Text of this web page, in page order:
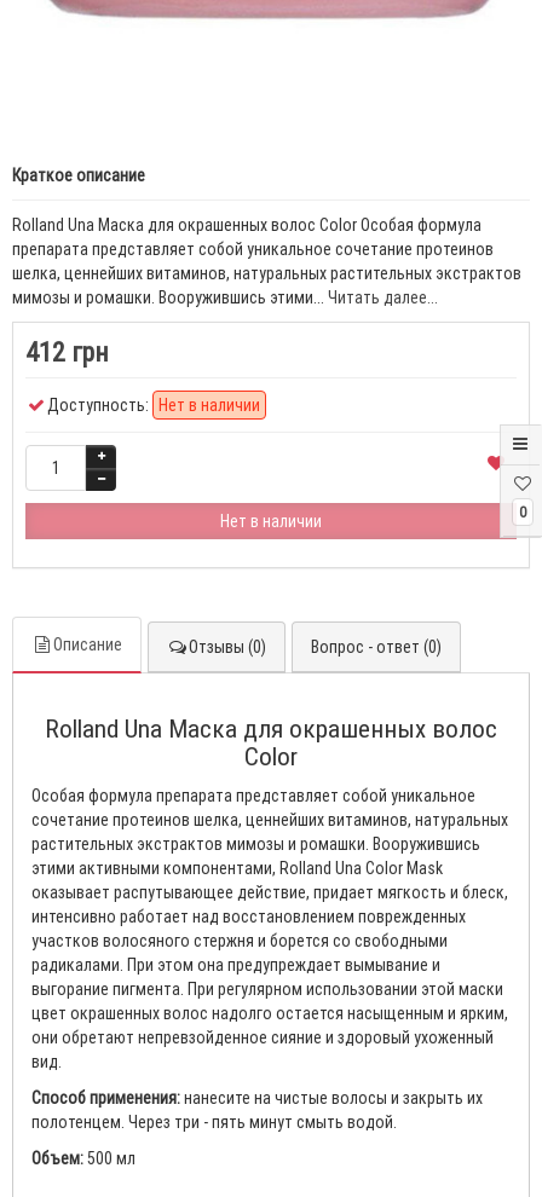
0
Краткое описание
Rolland Una Маска для окрашенных волос Color Особая формула
препарата представляет собой уникальное сочетание протеинов
шелка, ценнейших витаминов, натуральных растительных экстрактов
мимозы и ромашки. Вооружившись этими... Читать далее...
412 грн
Доступность: Нет в наличии
Нет в наличии
Описание Отзывы (0) Вопрос - ответ (0)
Rolland Una Маска для окрашенных волос
Color
Особая формула препарата представляет собой уникальное
сочетание протеинов шелка, ценнейших витаминов, натуральных
растительных экстрактов мимозы и ромашки. Вооружившись
этими активными компонентами, Rolland Una Color Mask
оказывает распутывающее действие, придает мягкость и блеск,
интенсивно работает над восстановлением поврежденных
участков волосяного стержня и борется со свободными
радикалами. При этом она предупреждает вымывание и
выгорание пигмента. При регулярном использовании этой маски
цвет окрашенных волос надолго остается насыщенным и ярким,
они обретают непревзойденное сияние и здоровый ухоженный
вид.
Способ применения:нанесите на чистые волосы и закрыть их
полотенцем. Через три - пять минут смыть водой.
Объем:500 мл